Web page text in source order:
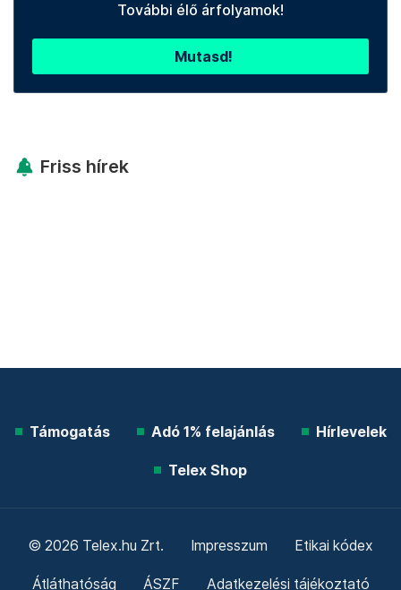
További élő árfolyamok!
Mutasd!
Friss hírek
Támogatás Adó 1% felajánlás Hírlevelek
Telex Shop
© 2026 Telex.hu Zrt. Impresszum Etikai kódex
Átláthatóság ÁSZF Adatkezelési tájékoztató